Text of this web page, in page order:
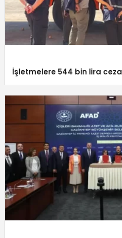
İşletmelere 544 bin lira ceza